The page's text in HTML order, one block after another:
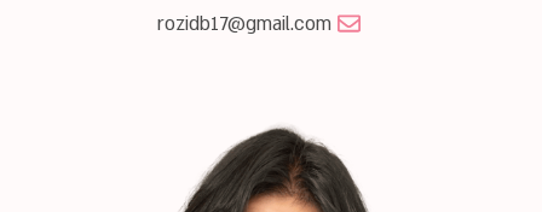
rozidb17@gmail.com